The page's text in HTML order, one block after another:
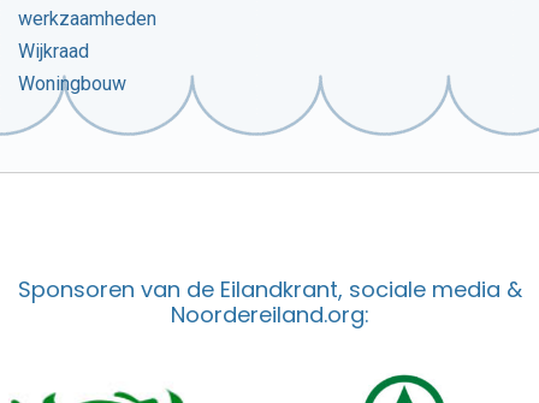
werkzaamheden
Wijkraad
Woningbouw
Sponsoren van de Eilandkrant, sociale media &
Noordereiland.org: